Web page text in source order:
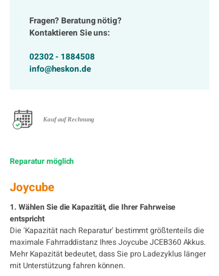
Fragen? Beratung nötig?
Kontaktieren Sie uns:
02302 - 1884508
info@heskon.de
Kauf auf Rechnung
Reparatur möglich
Joycube
1. Wählen Sie die Kapazität, die Ihrer Fahrweise
entspricht
Die 'Kapazität nach Reparatur' bestimmt größtenteils die
maximale Fahrraddistanz Ihres Joycube JCEB360 Akkus.
Mehr Kapazität bedeutet, dass Sie pro Ladezyklus länger
mit Unterstützung fahren können.